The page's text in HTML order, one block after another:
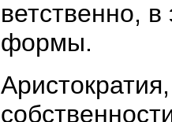
ветственно,
формы.